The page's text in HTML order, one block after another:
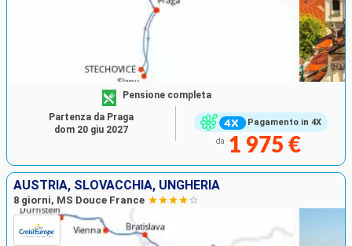
Pagamento in 4X
Pensione completa
da 1 975 €
Partenza da Praga
dom 20 giu 2027
AUSTRIA, SLOVACCHIA, UNGHERIA
8 giorni, MS Douce France